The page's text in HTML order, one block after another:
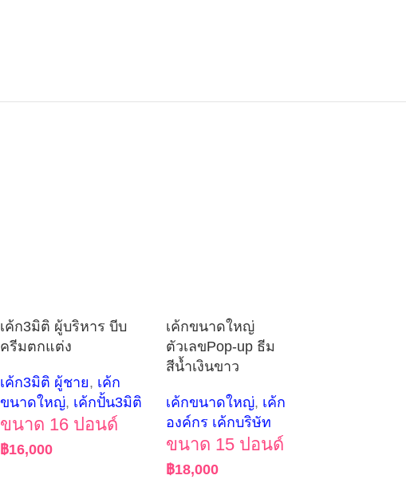
เค้ก3มิติ ผู้บริหาร บีบ
ครีมตกแต่ง
เค้ก3มิติ ผู้ชาย, เค้ก
ขนาดใหญ่, เค้กปั้น3มิติ
ขนาด 16 ปอนด์
฿16,000
เค้กขนาดใหญ่
ตัวเลขPop-up ธีม
สีน้ำเงินขาว
เค้กขนาดใหญ่, เค้ก
องค์กร เค้กบริษัท
ขนาด 15 ปอนด์
฿18,000